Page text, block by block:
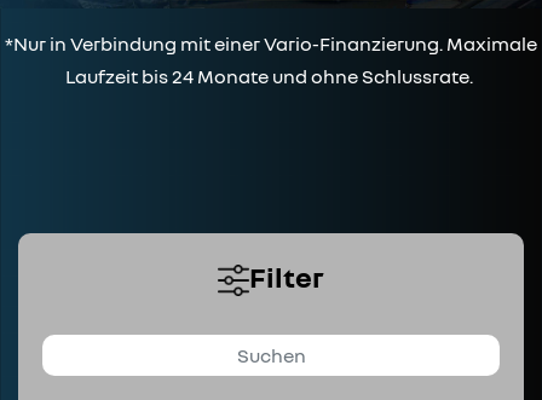
*Nur in Verbindung mit einer Vario-Finanzierung. Maximale
Laufzeit bis 24 Monate und ohne Schlussrate.
Filter